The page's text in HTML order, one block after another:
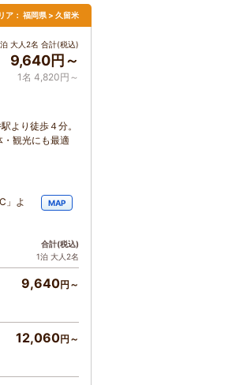
ア： 福岡県 > 久留米
大人2名 合計(税込)
9,640円～
1名 4,820円～
より徒歩４分。
観光にも最適
」よ
MAP
合計(税込)
1泊 大人2名
9,640円～
12,060円～